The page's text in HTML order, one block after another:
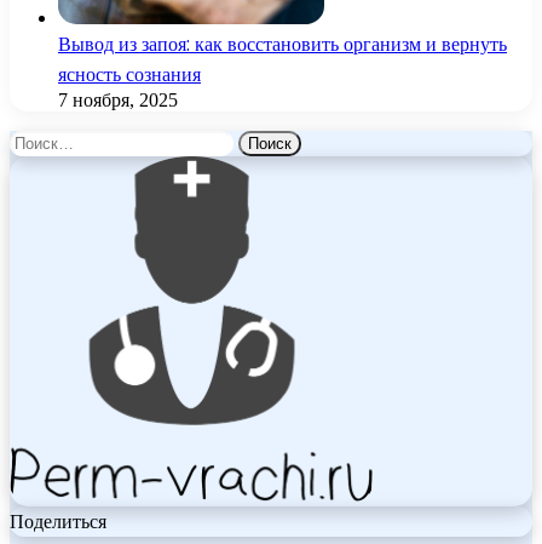
Вывод из запоя: как восстановить организм и вернуть
ясность сознания
7 ноября, 2025
Найти:
Поделиться